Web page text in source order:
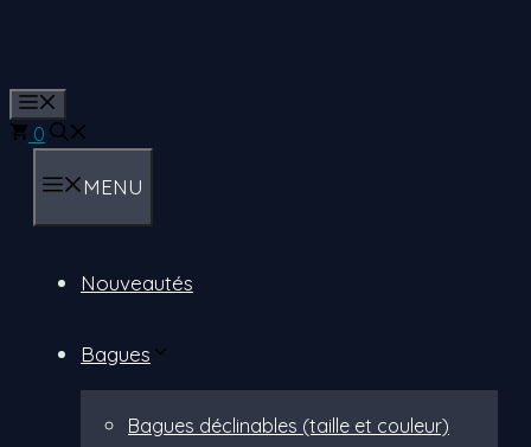
contenu
0
MENU
Nouveautés
Bagues
Bagues déclinables (taille et couleur)